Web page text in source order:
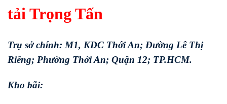
tải Trọng Tấn
Trụ sở chính: M1, KDC Thới An; Đường Lê Thị
Riêng; Phường Thới An; Quận 12; TP.HCM.
Kho bãi: